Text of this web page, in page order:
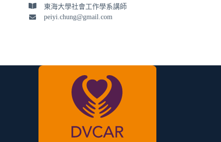
東海大學社會工作學系講師
peiyi.chung@gmail.com